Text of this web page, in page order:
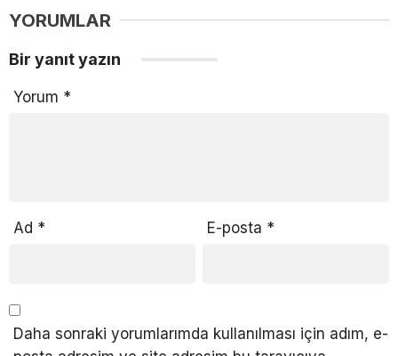
YORUMLAR
Bir yanıt yazın
Yorum *
Ad * E-posta *
Daha sonraki yorumlarımda kullanılması için adım, e-